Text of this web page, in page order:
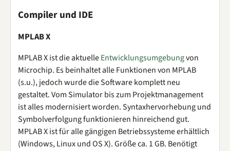
Compiler und IDE
MPLAB X
MPLAB X ist die aktuelleEntwicklungsumgebungvon
Microchip. Es beinhaltet alle Funktionen von MPLAB
(s.u.), jedoch wurde die Software komplett neu
gestaltet. Vom Simulator bis zum Projektmanagement
ist alles modernisiert worden. Syntaxhervorhebung und
Symbolverfolgung funktionieren hinreichend gut.
MPLAB X ist für alle gängigen Betriebssysteme erhältlich
(Windows, Linux und OS X). Größe ca. 1 GB. Benötigt